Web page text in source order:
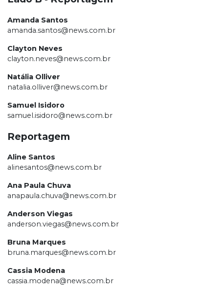
Amanda Santos
amanda.santos@news.com.br
Clayton Neves
clayton.neves@news.com.br
Natália Olliver
natalia.olliver@news.com.br
Samuel Isidoro
samuel.isidoro@news.com.br
Reportagem
Aline Santos
alinesantos@news.com.br
Ana Paula Chuva
anapaula.chuva@news.com.br
Anderson Viegas
anderson.viegas@news.com.br
Bruna Marques
bruna.marques@news.com.br
Cassia Modena
cassia.modena@news.com.br